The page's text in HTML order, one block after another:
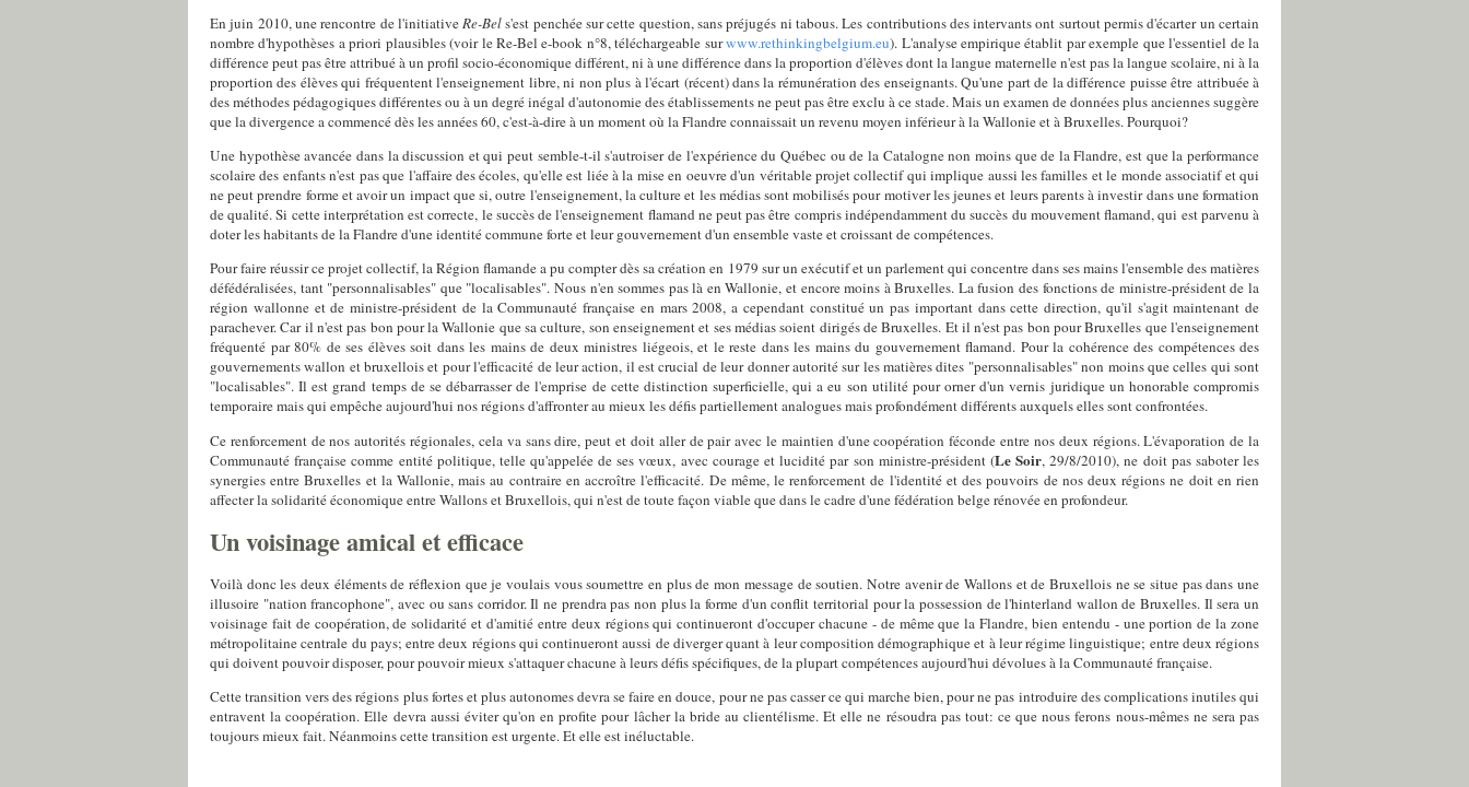
En juin 2010, une rencontre de l'initiativeRe-Bels'est penchée sur cette question, sans préjugés ni tabous. Les contributions des intervants ont surtout permis d'écarter un certain
nombre d'hypothèses a priori plausibles (voir le Re-Bel e-book n°8, téléchargeable surwww.rethinkingbelgium.eu). L'analyse empirique établit par exemple que l'essentiel de la
différence peut pas être attribué à un profil socio-économique différent, ni à une différence dans la proportion d'élèves dont la langue maternelle n'est pas la langue scolaire, ni à la
proportion des élèves qui fréquentent l'enseignement libre, ni non plus à l'écart (récent) dans la rémunération des enseignants. Qu'une part de la différence puisse être attribuée à
des méthodes pédagogiques différentes ou à un degré inégal d'autonomie des établissements ne peut pas être exclu à ce stade. Mais un examen de données plus anciennes suggère
que la divergence a commencé dès les années 60, c'est-à-dire à un moment où la Flandre connaissait un revenu moyen inférieur à la Wallonie et à Bruxelles. Pourquoi?
Une hypothèse avancée dans la discussion et qui peut semble-t-il s'autroiser de l'expérience du Québec ou de la Catalogne non moins que de la Flandre, est que la performance
scolaire des enfants n'est pas que l'affaire des écoles, qu'elle est liée à la mise en oeuvre d'un véritable projet collectif qui implique aussi les familles et le monde associatif et qui
ne peut prendre forme et avoir un impact que si, outre l'enseignement, la culture et les médias sont mobilisés pour motiver les jeunes et leurs parents à investir dans une formation
de qualité. Si cette interprétation est correcte, le succès de l'enseignement flamand ne peut pas être compris indépendamment du succès du mouvement flamand, qui est parvenu à
doter les habitants de la Flandre d'une identité commune forte et leur gouvernement d'un ensemble vaste et croissant de compétences.
Pour faire réussir ce projet collectif, la Région flamande a pu compter dès sa création en 1979 sur un exécutif et un parlement qui concentre dans ses mains l'ensemble des matières
défédéralisées, tant "personnalisables" que "localisables". Nous n'en sommes pas là en Wallonie, et encore moins à Bruxelles. La fusion des fonctions de ministre-président de la
région wallonne et de ministre-président de la Communauté française en mars 2008, a cependant constitué un pas important dans cette direction, qu'il s'agit maintenant de
parachever. Car il n'est pas bon pour la Wallonie que sa culture, son enseignement et ses médias soient dirigés de Bruxelles. Et il n'est pas bon pour Bruxelles que l'enseignement
fréquenté par 80% de ses élèves soit dans les mains de deux ministres liégeois, et le reste dans les mains du gouvernement flamand. Pour la cohérence des compétences des
gouvernements wallon et bruxellois et pour l'efficacité de leur action, il est crucial de leur donner autorité sur les matières dites "personnalisables" non moins que celles qui sont
"localisables". Il est grand temps de se débarrasser de l'emprise de cette distinction superficielle, qui a eu son utilité pour orner d'un vernis juridique un honorable compromis
temporaire mais qui empêche aujourd'hui nos régions d'affronter au mieux les défis partiellement analogues mais profondément différents auxquels elles sont confrontées.
Ce renforcement de nos autorités régionales, cela va sans dire, peut et doit aller de pair avec le maintien d'une coopération féconde entre nos deux régions. L'évaporation de la
Communauté française comme entité politique, telle qu'appelée de ses vœux, avec courage et lucidité par son ministre-président (Le Soir, 29/8/2010), ne doit pas saboter les
synergies entre Bruxelles et la Wallonie, mais au contraire en accroître l'efficacité. De même, le renforcement de l'identité et des pouvoirs de nos deux régions ne doit en rien
affecter la solidarité économique entre Wallons et Bruxellois, qui n'est de toute façon viable que dans le cadre d'une fédération belge rénovée en profondeur.
Un voisinage amical et efficace
Voilà donc les deux éléments de réflexion que je voulais vous soumettre en plus de mon message de soutien. Notre avenir de Wallons et de Bruxellois ne se situe pas dans une
illusoire "nation francophone", avec ou sans corridor. Il ne prendra pas non plus la forme d'un conflit territorial pour la possession de l'hinterland wallon de Bruxelles. Il sera un
voisinage fait de coopération, de solidarité et d'amitié entre deux régions qui continueront d'occuper chacune - de même que la Flandre, bien entendu - une portion de la zone
métropolitaine centrale du pays; entre deux régions qui continueront aussi de diverger quant à leur composition démographique et à leur régime linguistique; entre deux régions
qui doivent pouvoir disposer, pour pouvoir mieux s'attaquer chacune à leurs défis spécifiques, de la plupart compétences aujourd'hui dévolues à la Communauté française.
Cette transition vers des régions plus fortes et plus autonomes devra se faire en douce, pour ne pas casser ce qui marche bien, pour ne pas introduire des complications inutiles qui
entravent la coopération. Elle devra aussi éviter qu'on en profite pour lâcher la bride au clientélisme. Et elle ne résoudra pas tout: ce que nous ferons nous-mêmes ne sera pas
toujours mieux fait. Néanmoins cette transition est urgente. Et elle est inéluctable.